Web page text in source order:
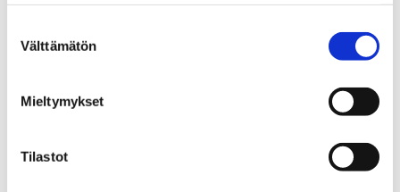
valinta
Välttämätön
Mieltymykset
Tilastot